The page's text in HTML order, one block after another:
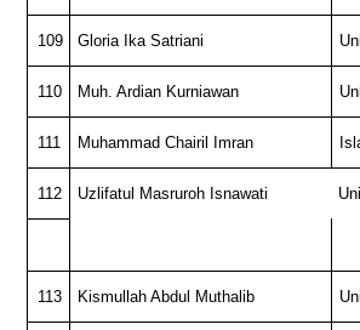
109 Gloria Ika Satriani
110 Muh. Ardian Kurniawan
111 Muhammad Chairil Imran
112 Uzlifatul Masruroh Isnawati
113 Kismullah Abdul Muthalib